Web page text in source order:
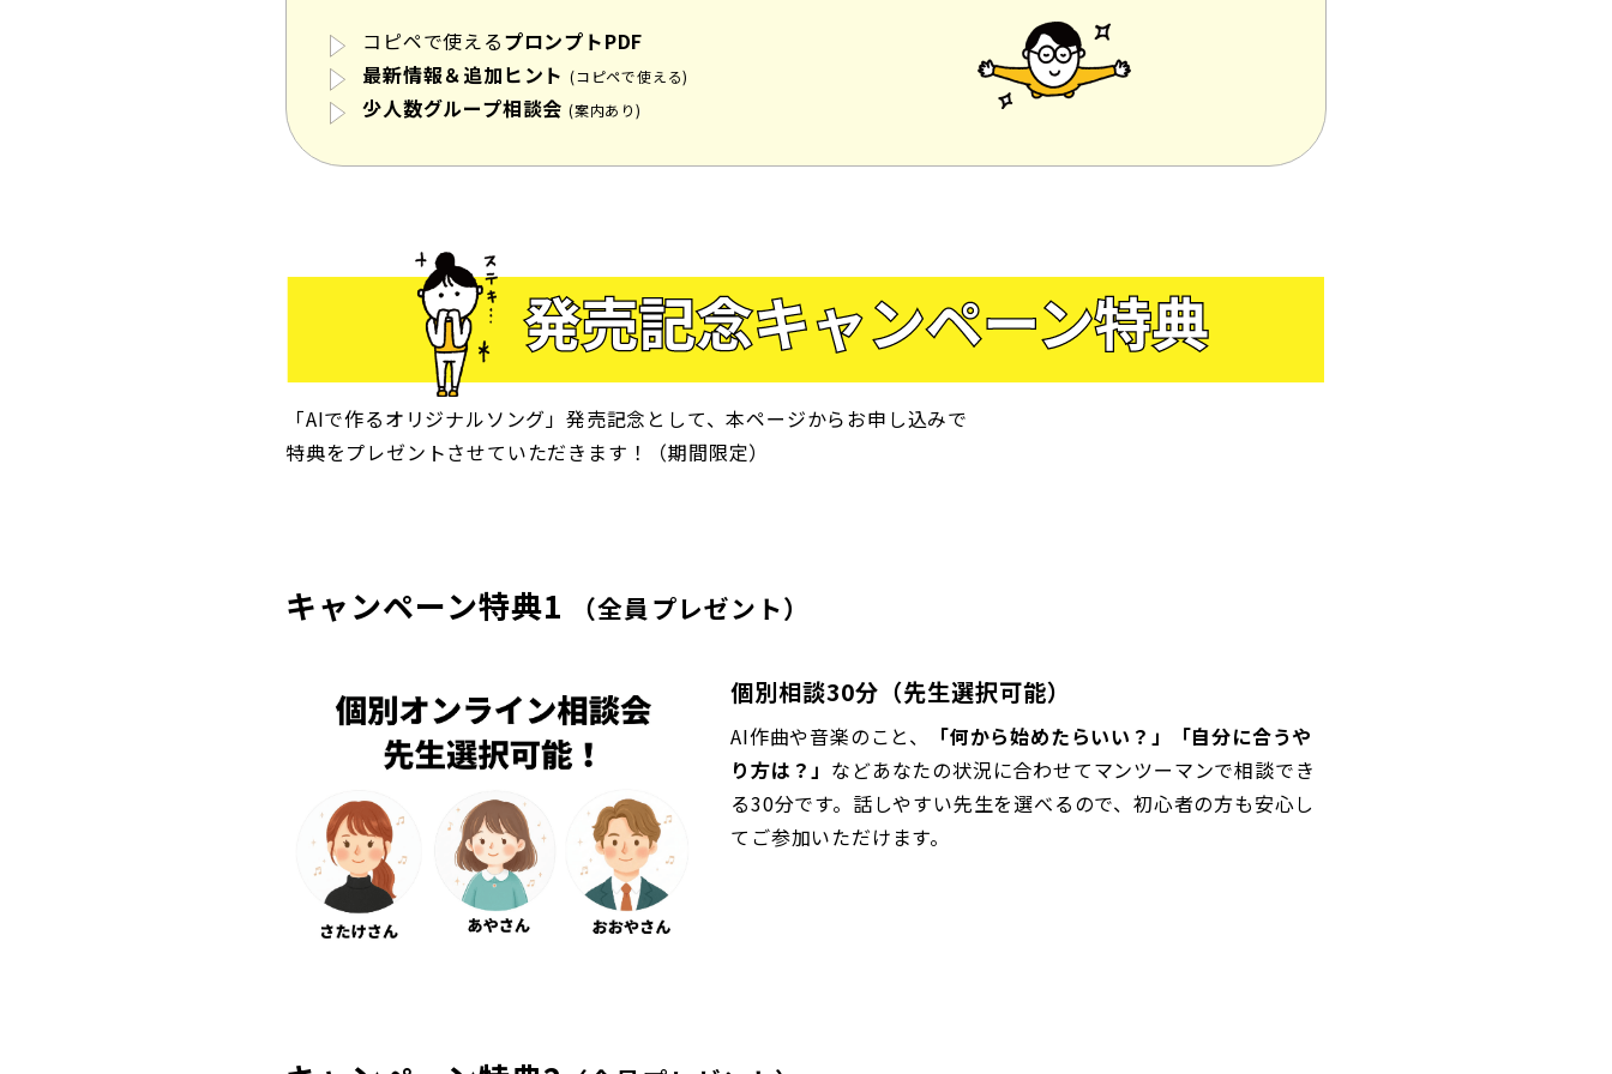
コピペで使えるプロンプトPDF
最新情報＆追加ヒント (コピペで使える)
少人数グループ相談会 (案内あり)
「AIで作るオリジナルソング」発売記念として、本ページからお申し込みで
特典をプレゼントさせていただきます！（期間限定）
キャンペーン特典1 （全員プレゼント）
個別相談30分（先生選択可能）
AI作曲や音楽のこと、
「何から始めたらいい？」「自分に合うや
り方は？」 などあなたの状況に合わせてマンツーマンで相談でき
る30分です。話しやすい先生を選べるので、初心者の方も安心し
てご参加いただけます。